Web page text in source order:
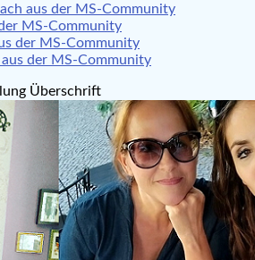
aus der MS-Community
MS-Community
der MS-Community
der MS-Community